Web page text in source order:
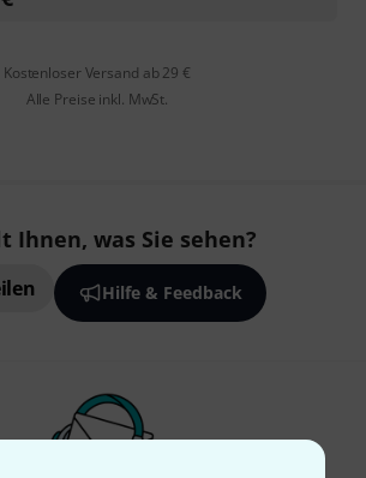
Kostenloser Versand ab 29 €
Alle Preise inkl. MwSt.
Ihnen, was Sie sehen?
Hilfe & Feedback